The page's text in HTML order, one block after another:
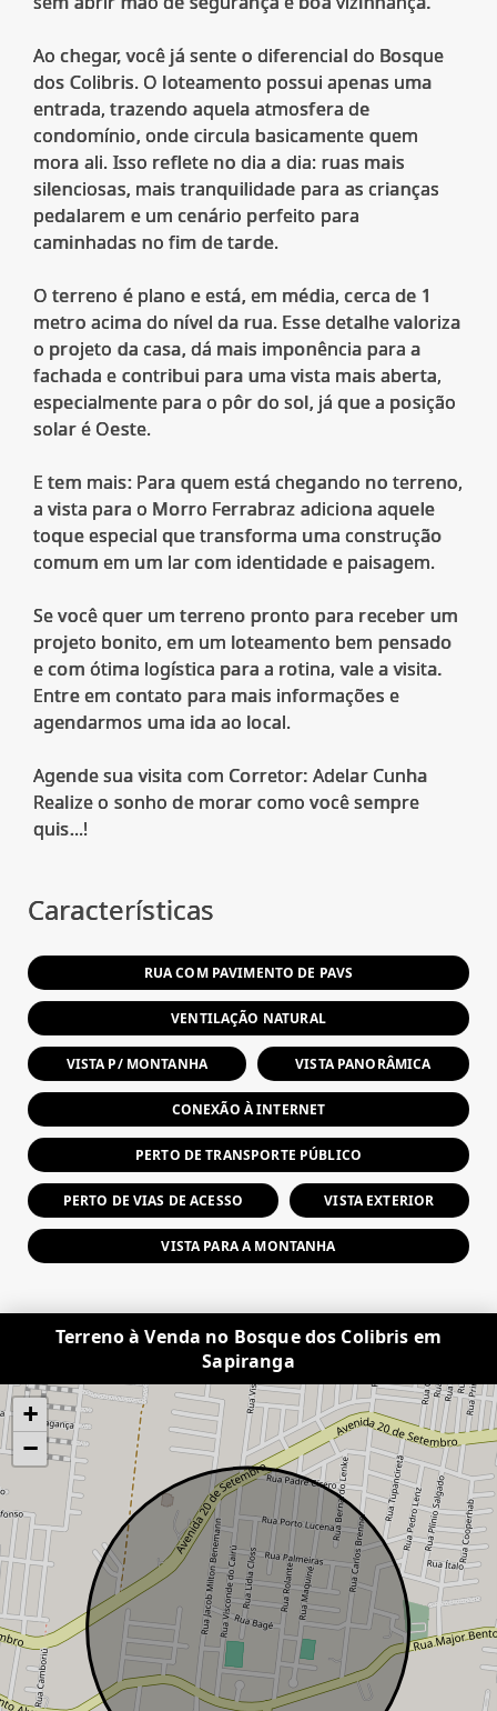
Ao chegar, você já sente o diferencial do Bosque
dos Colibris. O loteamento possui apenas uma
entrada, trazendo aquela atmosfera de
condomínio, onde circula basicamente quem
mora ali. Isso reflete no dia a dia: ruas mais
silenciosas, mais tranquilidade para as crianças
pedalarem e um cenário perfeito para
caminhadas no fim de tarde.
O terreno é plano e está, em média, cerca de 1
metro acima do nível da rua. Esse detalhe valoriza
o projeto da casa, dá mais imponência para a
fachada e contribui para uma vista mais aberta,
especialmente para o pôr do sol, já que a posição
solar é Oeste.
E tem mais: Para quem está chegando no terreno,
a vista para o Morro Ferrabraz adiciona aquele
toque especial que transforma uma construção
comum em um lar com identidade e paisagem.
Se você quer um terreno pronto para receber um
projeto bonito, em um loteamento bem pensado
e com ótima logística para a rotina, vale a visita.
Entre em contato para mais informações e
agendarmos uma ida ao local.
Agende sua visita com Corretor: Adelar Cunha
Realize o sonho de morar como você sempre
quis...!
Características
RUA COM PAVIMENTO DE PAVS
VENTILAÇÃO NATURAL
VISTA P/ MONTANHA VISTA PANORÂMICA
CONEXÃO À INTERNET
PERTO DE TRANSPORTE PÚBLICO
PERTO DE VIAS DE ACESSO VISTA EXTERIOR
VISTA PARA A MONTANHA
Terreno à Venda no Bosque dos Colibris em
Sapiranga
+
−